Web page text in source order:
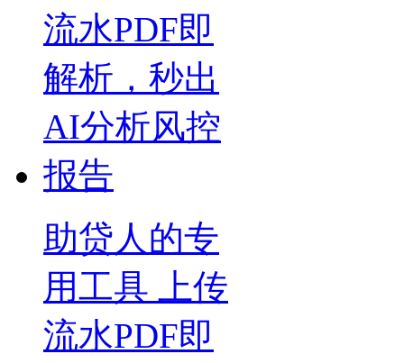
助贷人的专
用工具 上传
流水PDF即